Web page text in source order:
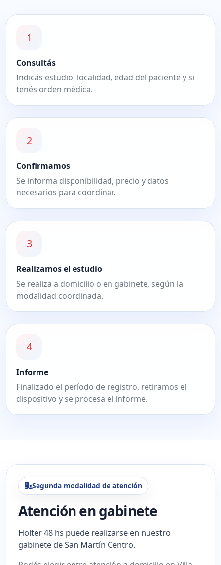
1
Consultás
Indicás estudio, localidad, edad del paciente y si
tenés orden médica.
2
Confirmamos
Se informa disponibilidad, precio y datos
necesarios para coordinar.
3
Realizamos el estudio
Se realiza a domicilio o en gabinete, según la
modalidad coordinada.
4
Informe
Finalizado el período de registro, retiramos el
dispositivo y se procesa el informe.
Segunda modalidad de atención
Atención en gabinete
Holter 48 hs puede realizarse en nuestro
gabinete de San Martín Centro.